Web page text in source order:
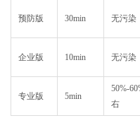
预防版 30min 无污染
企业版 10min 无污染
专业版 5min
50%-
右